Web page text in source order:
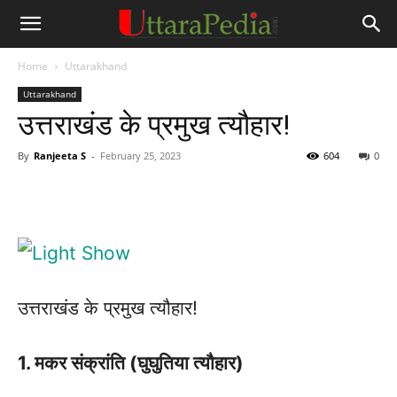
Home Uttarakhand
Uttarakhand
उत्तराखंड के प्रमुख त्यौहार!
By Ranjeeta S - February 25, 2023 0
604
उत्तराखंड के प्रमुख त्यौहार!
1. मकर संक्रांति (घुघुतिया त्यौहार)